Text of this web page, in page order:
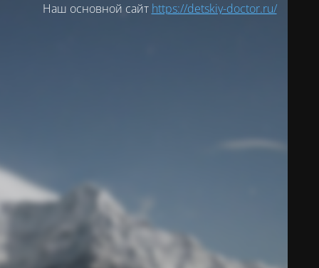
Наш основной сайт https://detskiy-doctor.ru/